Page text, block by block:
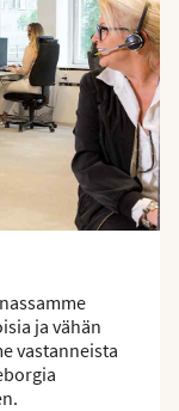
ja vähän
vastanneista